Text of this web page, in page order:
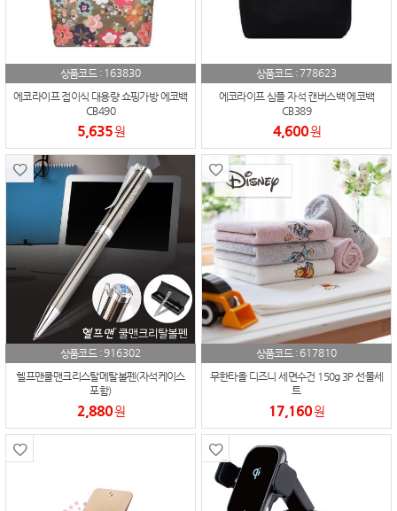
상품코드 : 163830
에코라이프 접이식 대용량 쇼핑가방 에코백
CB490
5,635원
상품코드 : 778623
에코라이프 심플 자석 캔버스백 에코백
CB389
4,600원
상품코드 :916302
헬프맨쿨맨크리스탈메탈볼펜(자석케이스
포함)
2,880원
상품코드 : 617810
무한타올 디즈니 세면수건 150g 3P 선물세
트
17,160원